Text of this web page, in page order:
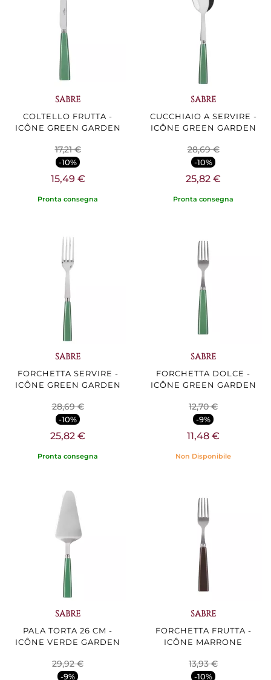
SABRE
COLTELLO FRUTTA -
ICÔNE GREEN GARDEN
17,21 €
-10%
15,49 €
Pronta consegna
SABRE
CUCCHIAIO A SERVIRE -
ICÔNE GREEN GARDEN
28,69 €
-10%
25,82 €
Pronta consegna
SABRE
FORCHETTA SERVIRE -
ICÔNE GREEN GARDEN
28,69 €
-10%
25,82 €
Pronta consegna
SABRE
FORCHETTA DOLCE -
ICÔNE GREEN GARDEN
12,70 €
-9%
11,48 €
Non Disponibile
SABRE
PALA TORTA 26 CM -
ICÔNE VERDE GARDEN
29,92 €
-9%
SABRE
FORCHETTA FRUTTA -
ICÔNE MARRONE
13,93 €
-10%